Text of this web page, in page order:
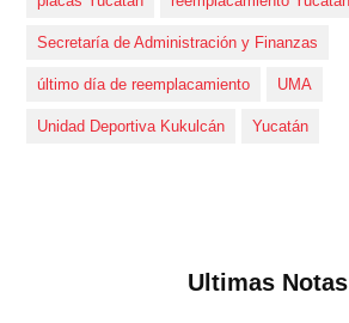
Secretaría de Administración y Finanzas
último día de reemplacamiento UMA
Unidad Deportiva Kukulcán Yucatán
Ultimas Notas